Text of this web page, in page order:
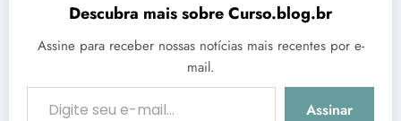
Descubra mais sobre Curso.blog.br
Assine para receber nossas notícias mais recentes por e-
mail.
Digite seu e-mail…
Assinar